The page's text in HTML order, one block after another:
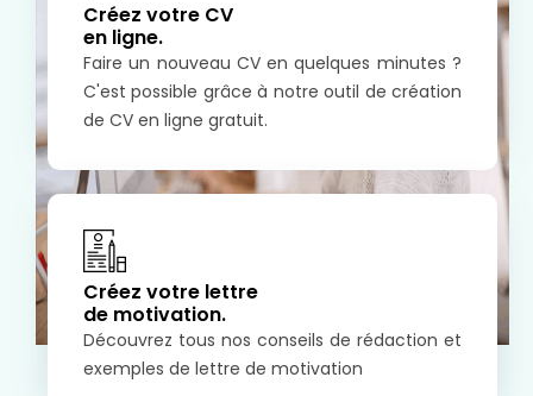
Créez votre CV
en ligne.
Faire un nouveau CV en quelques minutes ?
C'est possible grâce à notre outil de création
de CV en ligne gratuit.
Créez votre lettre
de motivation.
Découvrez tous nos conseils de rédaction et
exemples de lettre de motivation